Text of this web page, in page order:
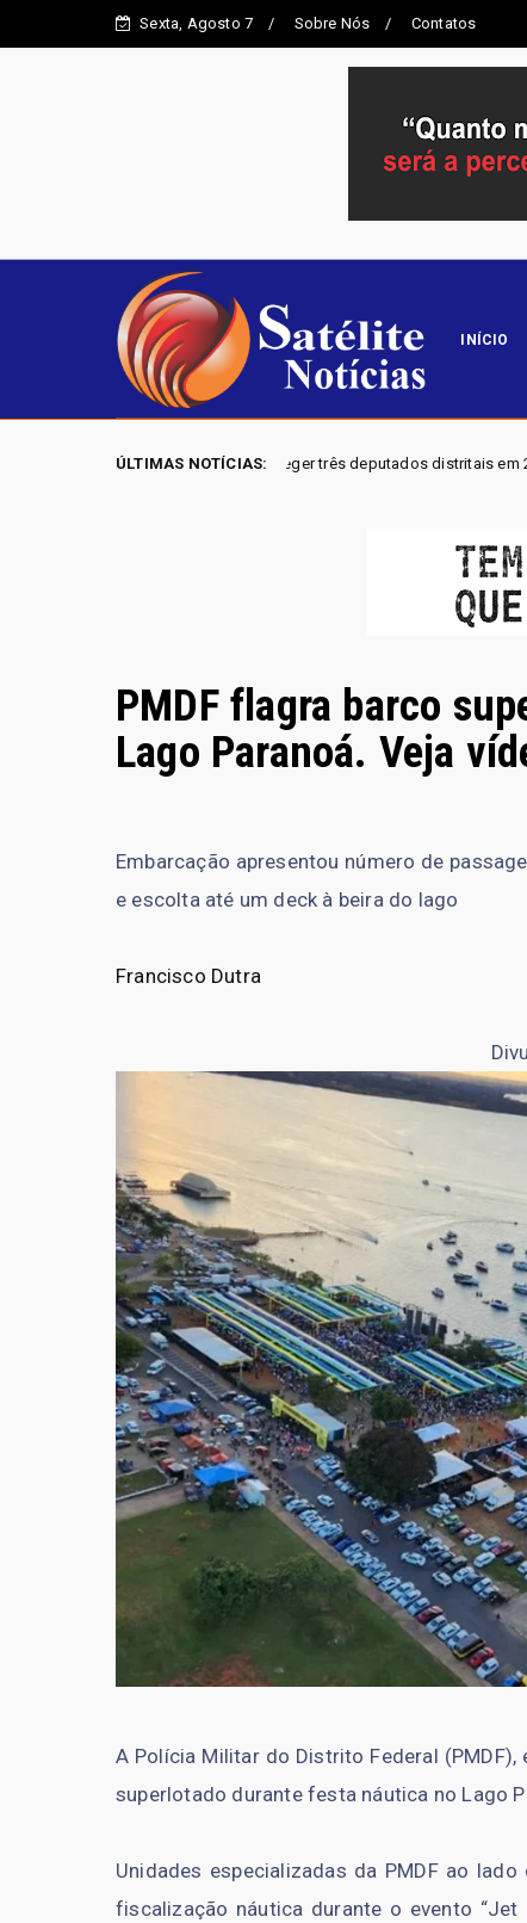
Sexta, Agosto 7 Sobre Nós Contatos
INÍCIO
ÚLTIMAS NOTÍCIAS:
e mira eleger três deputados distritais em 2026 Brasil
PMDF flagra barco
Lago Paranoá. Veja
Embarcação apresentou número de
e escolta até um deck à beira do lago
Francisco Dutra
A Polícia Militar do Distrito Federal
superlotado durante festa náutica no Lago
Unidades especializadas da PMDF ao
fiscalização náutica durante o evento “Jet